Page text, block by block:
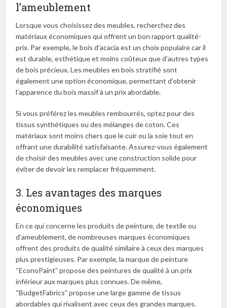
l’ameublement
Lorsque vous choisissez des meubles, recherchez des
matériaux économiques qui offrent un bon rapport qualité-
prix. Par exemple, le bois d’acacia est un choix populaire car il
est durable, esthétique et moins coûteux que d’autres types
de bois précieux. Les meubles en bois stratifié sont
également une option économique, permettant d’obtenir
l’apparence du bois massif à un prix abordable.
Si vous préférez les meubles rembourrés, optez pour des
tissus synthétiques ou des mélanges de coton. Ces
matériaux sont moins chers que le cuir ou la soie tout en
offrant une durabilité satisfaisante. Assurez-vous également
de choisir des meubles avec une construction solide pour
éviter de devoir les remplacer fréquemment.
3. Les avantages des marques
économiques
En ce qui concerne les produits de peinture, de textile ou
d’ameublement, de nombreuses marques économiques
offrent des produits de qualité similaire à ceux des marques
plus prestigieuses. Par exemple, la marque de peinture
“EconoPaint” propose des peintures de qualité à un prix
inférieur aux marques plus connues. De même,
“BudgetFabrics” propose une large gamme de tissus
abordables qui rivalisent avec ceux des grandes marques.